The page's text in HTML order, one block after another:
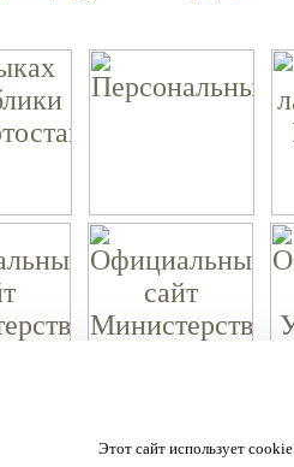
Этот сайт использует
450057 г. Уфа, ул.